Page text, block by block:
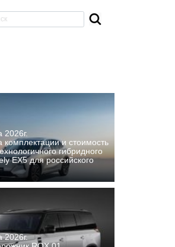
2026г.
комплектации и стоимость
гибридного
EX5 для российского
2026г.